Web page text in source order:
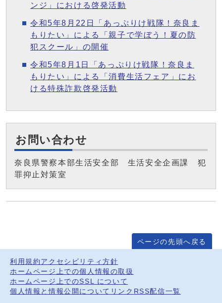
ンジ」における啓発活動
令和5年8月22日「あっぷりけ戦隊！奈良ま
もりたい」による「親子で学ぼう！夏の防
犯スクール」の開催
令和5年8月1日「あっぷりけ戦隊！奈良ま
もりたい」による「消費生活フェア」にお
ける特殊詐欺啓発活動
お問い合わせ
奈良県警察本部生活安全部 生活安全企画課 犯
罪抑止対策室
ページの先頭へ戻る
利用規約 アクセシビリティ方針
ホームページ上での個人情報の取扱
ホームページ上でのSSL について
個人情報と情報公開について リンク RSS配信一覧